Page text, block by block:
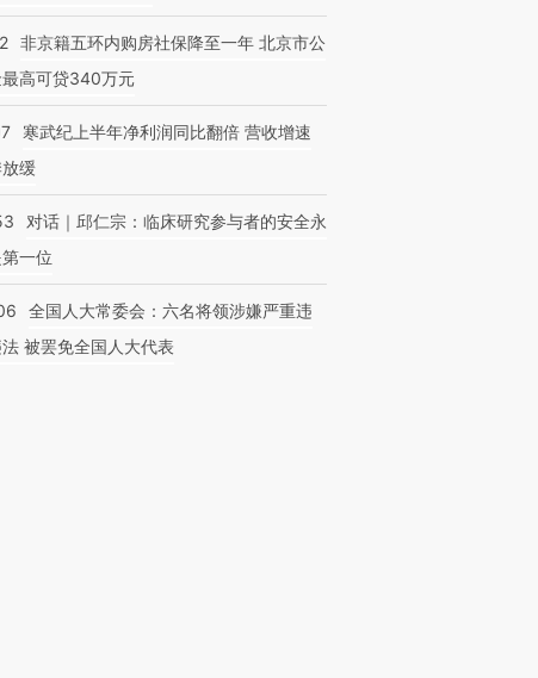
非京籍五环内购房社保降至一年 北京市公
高可贷340万元
寒武纪上半年净利润同比翻倍 营收增速
缓
对话｜邱仁宗：临床研究参与者的安全永
一位
全国人大常委会：六名将领涉嫌严重违
被罢免全国人大代表